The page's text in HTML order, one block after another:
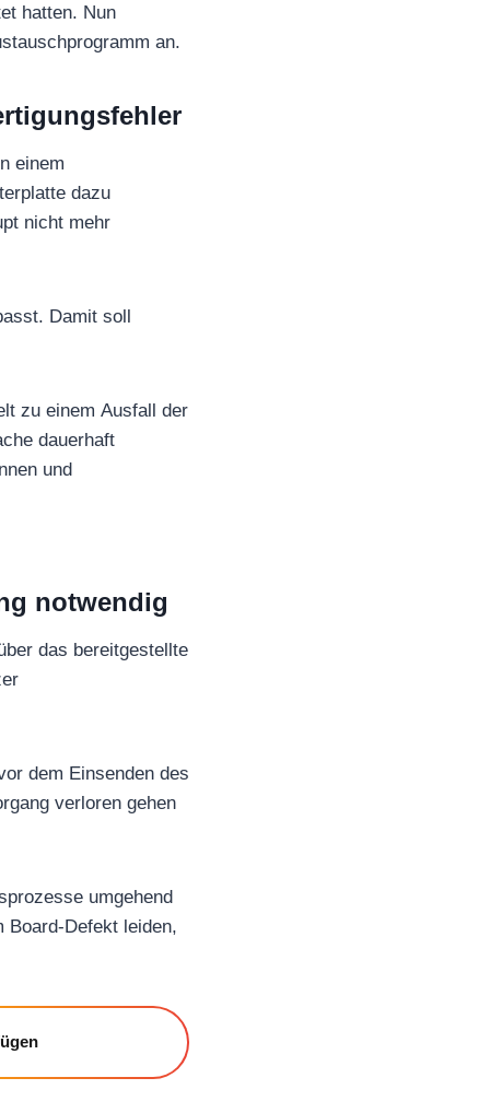
hatten. Nun
an.
einem
dazu
nicht mehr
Damit soll
zu einem Ausfall der
dauerhaft
und
notwendig
das bereitgestellte
dem Einsenden des
verloren gehen
umgehend
Board-Defekt leiden,